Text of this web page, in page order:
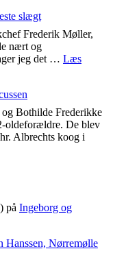
slægt
Frederik Møller,
nært og
jeg det … Læs
Bothilde Frederikke
oldeforældre. De blev
Albrechts koog i
på Ingeborg og
Hanssen, Nørremølle